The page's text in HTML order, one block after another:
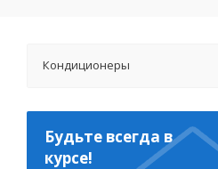
Кондиционеры
Будьте всегда в
курсе!